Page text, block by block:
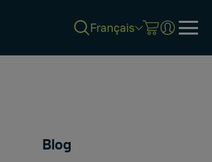
Français
Blog